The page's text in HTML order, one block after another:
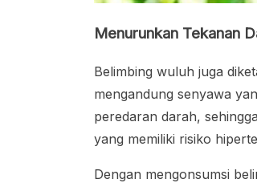
Menurunkan Tekanan
Belimbing wuluh juga
mengandung senyawa
peredaran darah,
yang memiliki risiko
Dengan mengonsumsi